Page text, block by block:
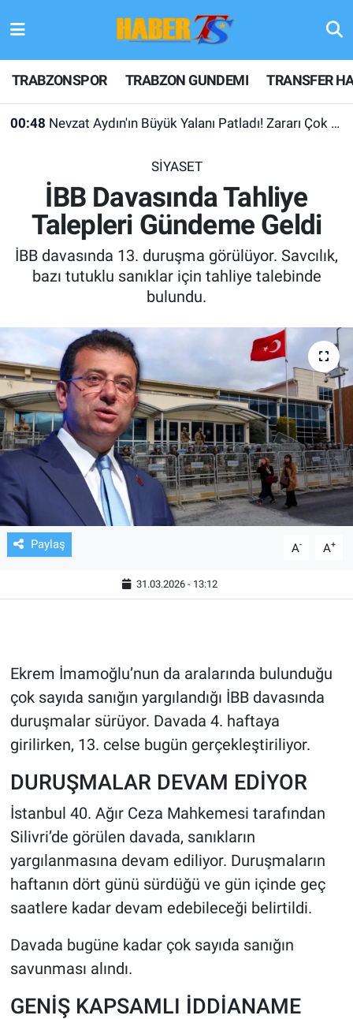
TRABZONSPOR TRABZON GUNDEMI TRANSFER
00:48 Nevzat Aydın'ın Büyük Yalanı Patladı! Zararı Çok Desteği Yok
SİYASET
İBB Davasında Tahliye
Talepleri Gündeme Geldi
İBB davasında 13. duruşma görülüyor. Savcılık,
bazı tutuklu sanıklar için tahliye talebinde
bulundu.
Paylaş A- A+
31.03.2026 - 13:12
Ekrem İmamoğlu’nun da aralarında bulunduğu
çok sayıda sanığın yargılandığı İBB davasında
duruşmalar sürüyor. Davada 4. haftaya
girilirken, 13. celse bugün gerçekleştiriliyor.
DURUŞMALAR DEVAM EDİYOR
İstanbul 40. Ağır Ceza Mahkemesi tarafından
Silivri’de görülen davada, sanıkların
yargılanmasına devam ediliyor. Duruşmaların
haftanın dört günü sürdüğü ve gün içinde geç
saatlere kadar devam edebileceği belirtildi.
Davada bugüne kadar çok sayıda sanığın
savunması alındı.
GENİŞ KAPSAMLI İDDİANAME
TRABZONSPOR
TRABZON GUNDEMI
TRANSFER HABERLERI
KULİS MEYDANI
1461 TRABZON
ALT LIGLER
TV VE SİNEMA
BASKETBOL
SAĞLIK
GENEL
KÜLTÜR SANAT
EĞİTİM
ÇEVRE
HABERDE İNSAN
POLİTİKA
SPOR
MAGAZİN
Bilim, Teknoloji
Hava Durumu
Trafik Durumu
Tüm Manşetler
Son Dakika Haberleri
Haber Arşivi